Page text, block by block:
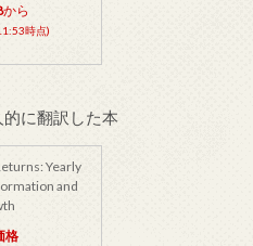
から
時点)
に翻訳した本
Yearly
and
格